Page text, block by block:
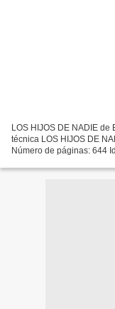
LOS HIJOS DE NADIE de
técnica LOS HIJOS DE
Número de páginas: 644
Descargar...